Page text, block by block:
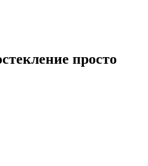
просто